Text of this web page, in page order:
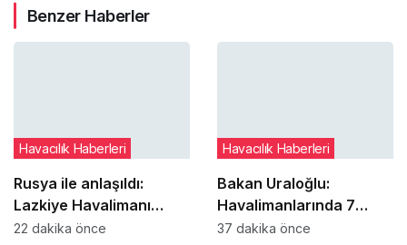
Benzer Haberler
Rusya ile anlaşıldı:
Lazkiye Havalimanı
tamamen Suriye
Havacılık Haberleri
22 dakika önce
Bakan Uraloğlu:
Havalimanlarında 7
ayda 138,7 milyon
Havacılık Haberleri
37 dakika önce